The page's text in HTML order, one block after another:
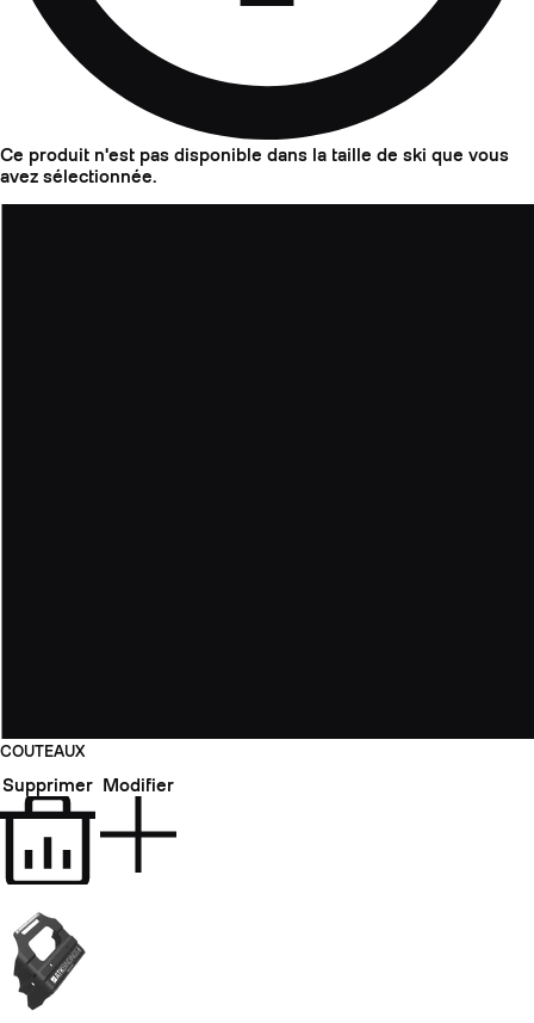
Ce produit n'est pas disponible dans la taille de ski que vous
avez sélectionnée.
COUTEAUX
Supprimer Modifier